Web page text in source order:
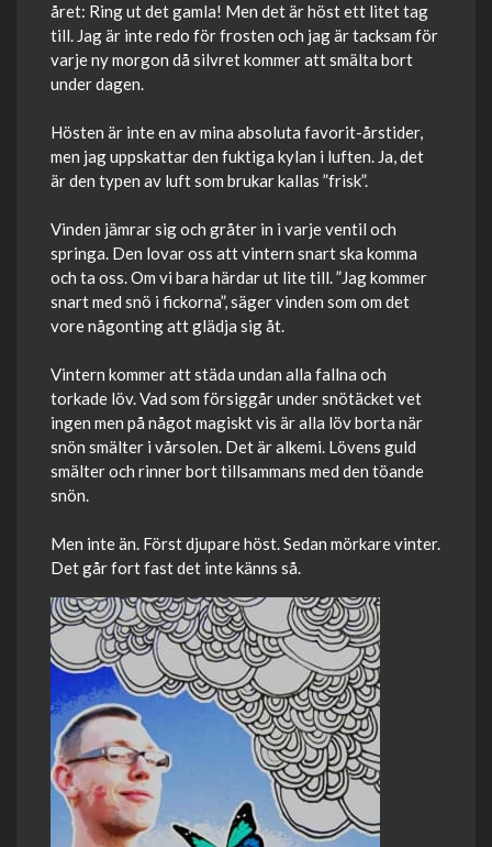
året: Ring ut det gamla! Men det är höst ett litet tag
till. Jag är inte redo för frosten och jag är tacksam för
varje ny morgon då silvret kommer att smälta bort
under dagen.
Hösten är inte en av mina absoluta favorit-årstider,
men jag uppskattar den fuktiga kylan i luften. Ja, det
är den typen av luft som brukar kallas ”frisk”.
Vinden jämrar sig och gråter in i varje ventil och
springa. Den lovar oss att vintern snart ska komma
och ta oss. Om vi bara härdar ut lite till. ”Jag kommer
snart med snö i fickorna”, säger vinden som om det
vore någonting att glädja sig åt.
Vintern kommer att städa undan alla fallna och
torkade löv. Vad som försiggår under snötäcket vet
ingen men på något magiskt vis är alla löv borta när
snön smälter i vårsolen. Det är alkemi. Lövens guld
smälter och rinner bort tillsammans med den töande
snön.
Men inte än. Först djupare höst. Sedan mörkare vinter.
Det går fort fast det inte känns så.